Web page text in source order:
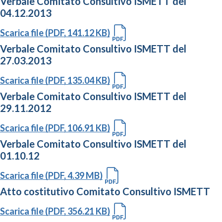
04.12.2013
Scarica file (PDF, 141.12 KB)
Verbale Comitato Consultivo ISMETT del
27.03.2013
Scarica file (PDF, 135.04 KB)
Verbale Comitato Consultivo ISMETT del
29.11.2012
Scarica file (PDF, 106.91 KB)
Verbale Comitato Consultivo ISMETT del
01.10.12
Scarica file (PDF, 4.39 MB)
Atto costitutivo Comitato Consultivo ISMETT
Scarica file (PDF, 356.21 KB)